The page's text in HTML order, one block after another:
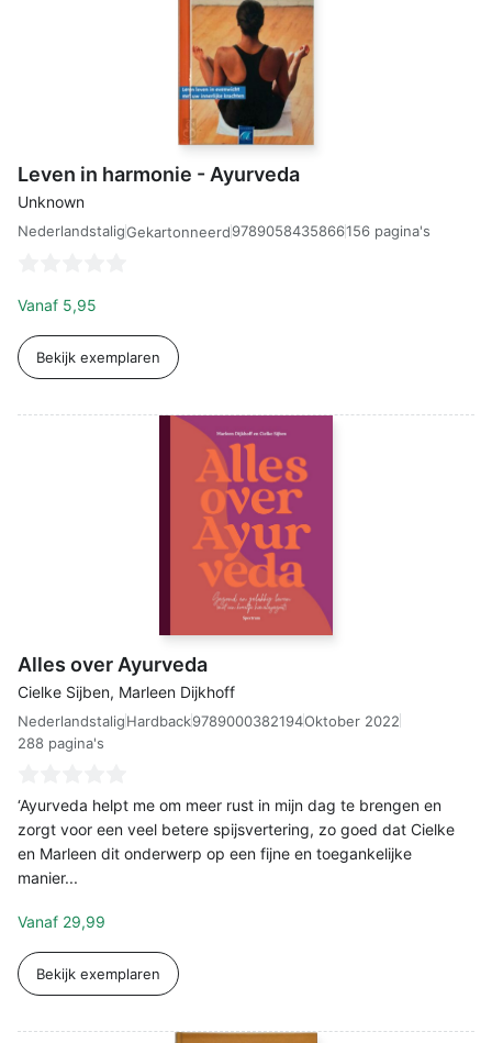
Leven in harmonie - Ayurveda
Unknown
NederlandstaligGekartonneerd9789058435866156 pagina's
Vanaf 5,95
Bekijk exemplaren
Alles over Ayurveda
Cielke Sijben, Marleen Dijkhoff
NederlandstaligHardback9789000382194Oktober 2022
288 pagina's
‘Ayurveda helpt me om meer rust in mijn dag te brengen en
zorgt voor een veel betere spijsvertering, zo goed dat Cielke
en Marleen dit onderwerp op een fijne en toegankelijke
manier...
Vanaf 29,99
Bekijk exemplaren